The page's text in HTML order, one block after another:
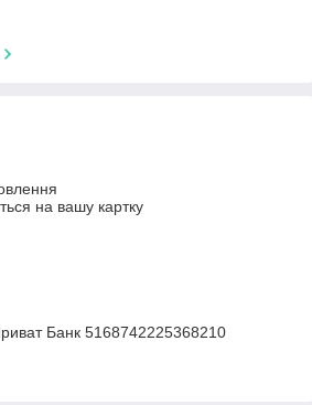
на вашу картку
Банк 5168742225368210